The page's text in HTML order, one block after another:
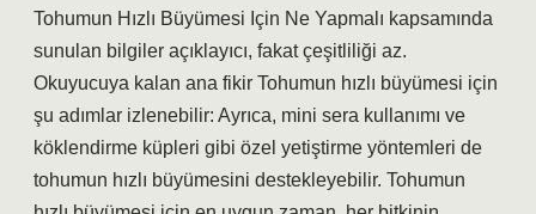
Tohumun Hızlı Büyümesi Için Ne Yapmalı kapsamında
sunulan bilgiler açıklayıcı, fakat çeşitliliği az.
Okuyucuya kalan ana fikir Tohumun hızlı büyümesi için
şu adımlar izlenebilir: Ayrıca, mini sera kullanımı ve
köklendirme küpleri gibi özel yetiştirme yöntemleri de
tohumun hızlı büyümesini destekleyebilir. Tohumun